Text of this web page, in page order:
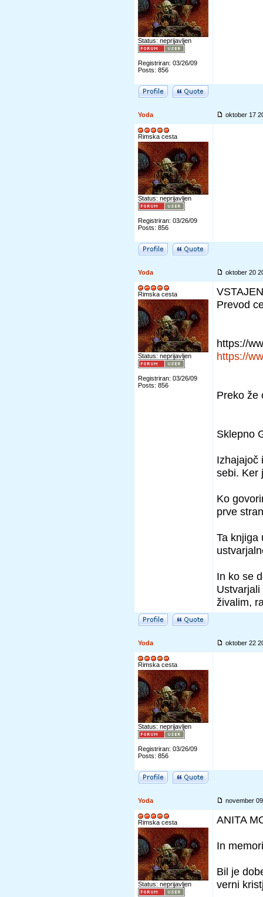
Status: neprijavljen
Registriran: 03/26/09
Posts: 856
Yoda oktober 17
Rimska cesta
Status: neprijavljen
Registriran: 03/26/09
Posts: 856
Yoda oktober 20
Rimska cesta
Status: neprijavljen
Registriran: 03/26/09
Posts: 856
Prevod
https://
https://
Preko že
Sklepno
Izhajajoč
sebi. Ker
Ko
prve
Ta knjiga
In ko se
živalim,
Yoda oktober 22
Rimska cesta
Status: neprijavljen
Registriran: 03/26/09
Posts: 856
Yoda november
Rimska cesta
Status: neprijavljen
ANITA
In
Bil je
verni